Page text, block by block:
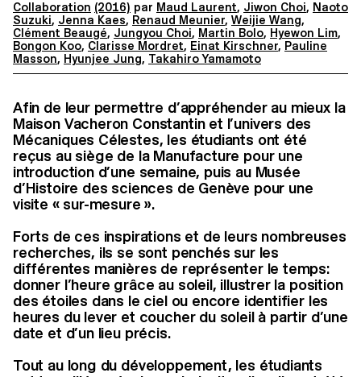
Collaboration (2016) par Maud Laurent, Jiwon Choi, Naoto
Suzuki, Jenna Kaes, Renaud Meunier, Weijie Wang,
Clément Beaugé, Jungyou Choi, Martin Bolo, Hyewon Lim,
Bongon Koo, Clarisse Mordret, Einat Kirschner, Pauline
Masson, Hyunjee Jung, Takahiro Yamamoto
Afin de leur permettre d’appréhender au mieux la
Maison Vacheron Constantin et l’univers des
Mécaniques Célestes, les étudiants ont été
reçus au siège de la Manufacture pour une
introduction d’une semaine, puis au Musée
d’Histoire des sciences de Genève pour une
visite « sur-mesure ».
Forts de ces inspirations et de leurs nombreuses
recherches, ils se sont penchés sur les
différentes manières de représenter le temps:
donner l’heure grâce au soleil, illustrer la position
des étoiles dans le ciel ou encore identifier les
heures du lever et coucher du soleil à partir d’une
date et d’un lieu précis.
Tout au long du développement, les étudiants